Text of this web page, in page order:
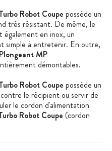
Robot Coupe possède un
très résistant. De même, le
en inox, un
simple à entretenir. En outre,
MP
démontables.
Robot Coupe possède un
le récipient ou servir de
le cordon d'alimentation
Robot Coupe (cordon